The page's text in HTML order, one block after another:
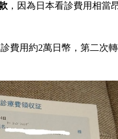
， 因為日本看診費用相當
費用約2萬日幣，第二次